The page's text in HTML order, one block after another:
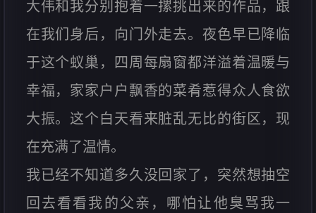
大伟和我分别抱着一摞挑出来的作品，跟
在我们身后，向门外走去。夜色早已降临
于这个蚁巢，四周每扇窗都洋溢着温暖与
幸福，家家户户飘香的菜肴惹得众人食欲
大振。这个白天看来脏乱无比的街区，现
在充满了温情。
我已经不知道多久没回家了，突然想抽空
回去看看我的父亲，哪怕让他臭骂我一